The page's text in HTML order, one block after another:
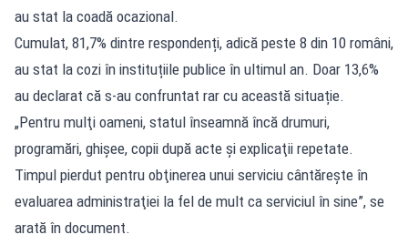
au stat la coadă ocazional.
Cumulat, 81,7% dintre respondenți, adică peste 8 din 10 români,
au stat la cozi în instituțiile publice în ultimul an. Doar 13,6%
au declarat că s-au confruntat rar cu această situație.
„Pentru mulţi oameni, statul înseamnă încă drumuri,
programări, ghişee, copii după acte şi explicaţii repetate.
Timpul pierdut pentru obţinerea unui serviciu cântăreşte în
evaluarea administraţiei la fel de mult ca serviciul în sine”, se
arată în document.